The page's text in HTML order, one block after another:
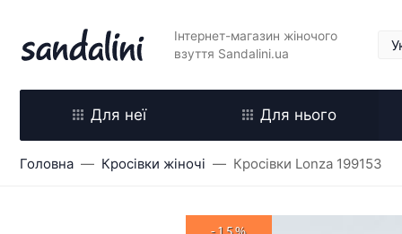
Інтернет-магазин жіночого
взуття Sandalini.ua
Для неї Для нього
Головна Кросівки жіночі Кросівки Lonza 199153